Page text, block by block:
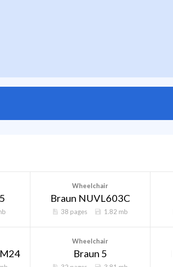
Wheelchair
Braun NUVL603C
38 pages 1.82 mb
Wheelchair
Braun 5